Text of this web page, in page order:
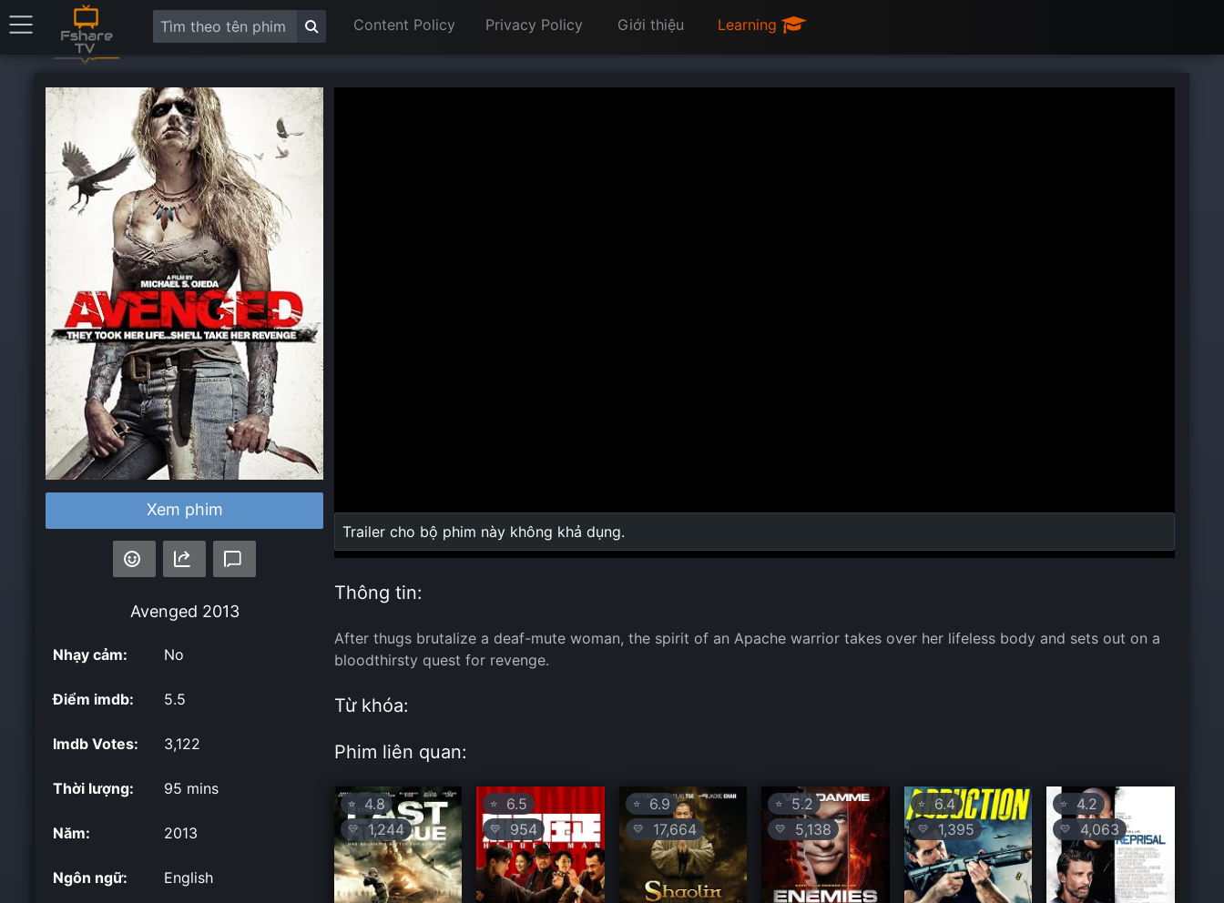
Content Policy Privacy Policy Giới thiệu Learning
Xem phim
Avenged 2013
Nhạy cảm: No
Điểm imdb: 5.5
Imdb Votes: 3,122
Thời lượng: 95 mins
Năm: 2013
Ngôn ngữ: English
0:00 / 0:00
Loaded:
0%
Trailer cho bộ phim này không khả dụng.
Thông tin:
After thugs brutalize a deaf-mute woman, the spirit of an Apache warrior takes over her lifeless body and sets out on a
bloodthirsty quest for revenge.
Từ khóa:
Phim liên quan:
⭐ 4.8
💛 1,244
⭐ 6.5
💛 954
⭐6.9
💛 17,664
⭐ 5.2
💛 5,138
⭐6.4
💛 1,395
⭐ 4.2
💛 4,063